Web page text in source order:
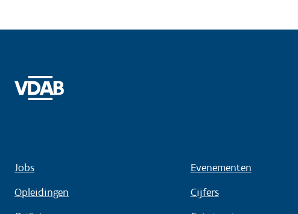
Jobs
Opleidingen
Evenementen
Cijfers